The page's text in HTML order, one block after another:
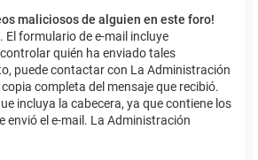
maliciosos de alguien en este foro!
El formulario de e-mail incluye
quién ha enviado tales
puede contactar con La Administración
completa del mensaje que recibió.
incluya la cabecera, ya que contiene los
envió el e-mail. La Administración